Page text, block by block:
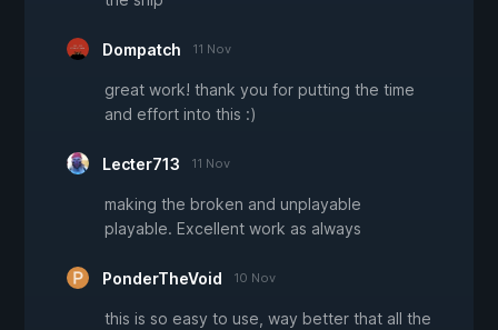
Dompatch 11 Nov
great work! thank you for putting the time
and effort into this :)
Lecter713 11 Nov
making the broken and unplayable
playable. Excellent work as always
PonderTheVoid 10 Nov
this is so easy to use, way better that all the